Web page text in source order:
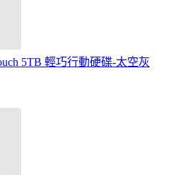
5TB 輕巧行動硬碟-太空灰